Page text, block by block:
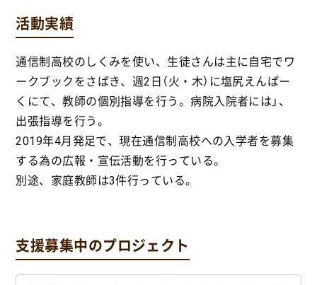
活動実績
通信制高校のしくみを使い、生徒さんは主に自宅でワ
ークブックをさばき、週2日（火・木）に塩尻えんぱー
くにて、教師の個別指導を行う。病院入院者には」、
出張指導を行う。
2019年4月発足で、現在通信制高校への入学者を募集
する為の広報・宣伝活動を行っている。
別途、家庭教師は3件行っている。
支援募集中のプロジェクト